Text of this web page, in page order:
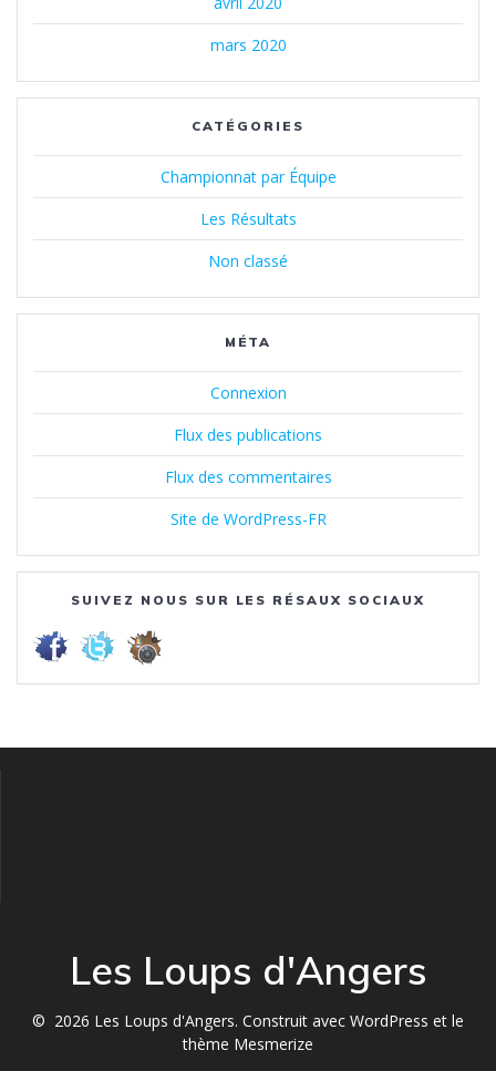
mars 2020
CATÉGORIES
Championnat par Équipe
Les Résultats
Non classé
MÉTA
Connexion
Flux des publications
Flux des commentaires
Site de WordPress-FR
SUIVEZ NOUS SUR LES RÉSAUX SOCIAUX
Les Loups d'Angers
© 2026 Les Loups d'Angers. Construit avec WordPress et le
thème Mesmerize